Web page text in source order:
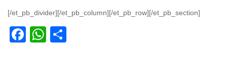
[/et_pb_divider][/et_pb_column][/et_pb_row][/et_pb_section]
Facebook
WhatsApp